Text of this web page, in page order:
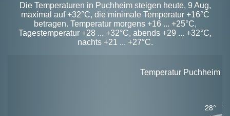
Die Temperaturen in Puchheim steigen heute, 9 Aug,
maximal auf +32°C, die minimale Temperatur +16°C
betragen. Temperatur morgens +16 ... +25°C,
Tagestemperatur +28 ... +32°C, abends +29 ... +32°C,
nachts +21 ... +27°C.
Temperatur Puchheim